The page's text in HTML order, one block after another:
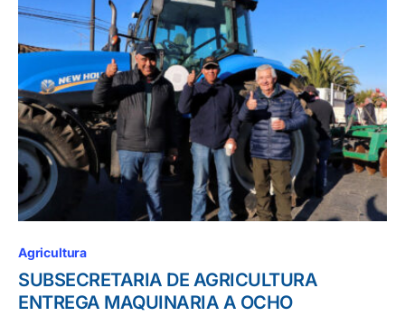
Agricultura
SUBSECRETARIA DE AGRICULTURA
ENTREGA MAQUINARIA A OCHO